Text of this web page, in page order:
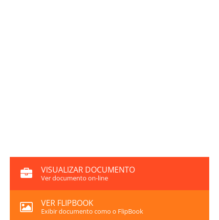
VISUALIZAR DOCUMENTO
Ver documento on-line
VER FLIPBOOK
Exibir documento como o FlipBook